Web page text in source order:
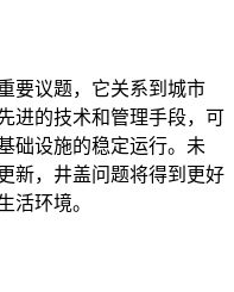
要议题，它关系到城市
进的技术和管理手段，可
础设施的稳定运行。未
新，井盖问题将得到更好
活环境。